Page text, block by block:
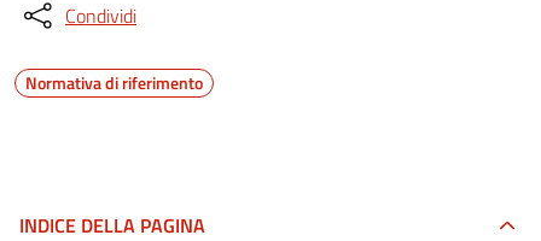
Condividi
Normativa di riferimento
INDICE DELLA PAGINA